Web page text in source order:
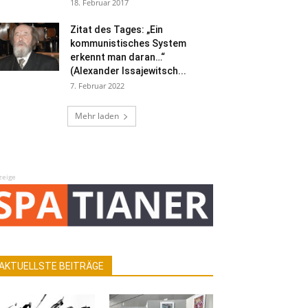
18. Februar 2017
Zitat des Tages: „Ein
kommunistisches System
erkennt man daran…“
(Alexander Issajewitsch...
7. Februar 2022
Mehr laden
BEITRÄGE